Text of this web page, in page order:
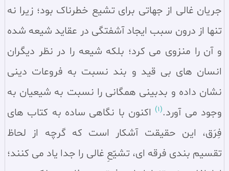
جریان غالی از جهاتی برای تشیع خطرناک بود؛ زیرا نه
تنها از درون سبب ایجاد آشفتگی در عقاید شیعه شده
و آن را منزوی می‌ کرد؛ بلکه شیعه را در نظر دیگران
انسان‌ های بی‌ قید و بند نسبت به فروعات دینی
نشان داده و بدبینی همگانی را نسبت به شیعیان به
وجود می‌ آورد.(1)
اکنون با نگاهی ساده به کتاب‌ های
فِرَق، این حقیقت آشکار است که گرچه از لحاظ
تقسیم‌ بندی فرقه‌ ای، تشیّعِ غالی را جدا یاد می‌ کنند؛